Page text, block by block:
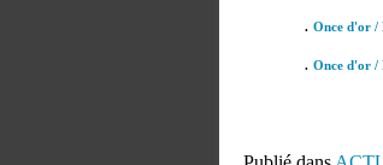
. Once d'or /
. Once d'or /